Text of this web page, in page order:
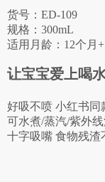
货号：ED-109
规格：300mL
适用月龄：12个月+
让宝宝爱上喝
好吸不喷 小红书同
可水煮/蒸汽/紫外
十字吸嘴 食物残渣